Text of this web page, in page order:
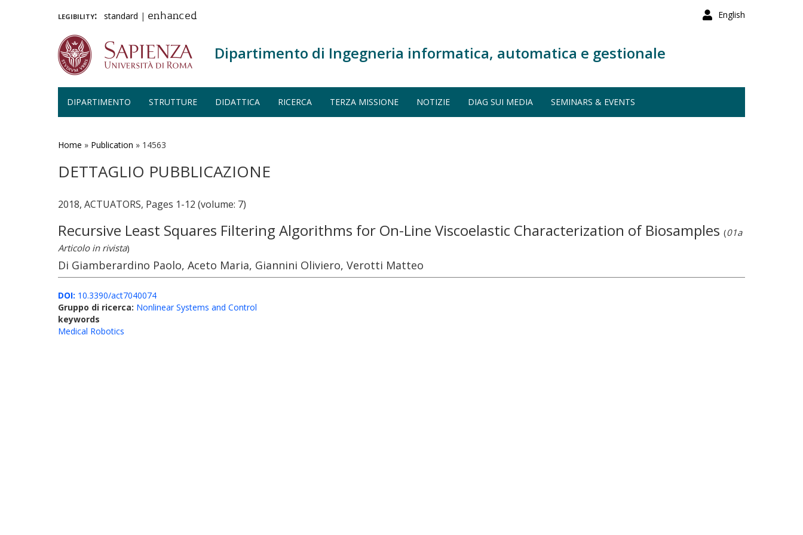
English
legibility: standard | enhanced
Dipartimento di Ingegneria informatica, automatica e gestionale
DIPARTIMENTO STRUTTURE DIDATTICA RICERCA TERZA MISSIONE NOTIZIE DIAG SUI MEDIA SEMINARS & EVENTS
Home » Publication » 14563
DETTAGLIO PUBBLICAZIONE
2018, ACTUATORS, Pages 1-12 (volume: 7)
Recursive Least Squares Filtering Algorithms for On-Line Viscoelastic Characterization of Biosamples (01a
Articolo in rivista)
Di Giamberardino Paolo, Aceto Maria, Giannini Oliviero, Verotti Matteo
DOI: 10.3390/act7040074
Gruppo di ricerca: Nonlinear Systems and Control
keywords
Medical Robotics